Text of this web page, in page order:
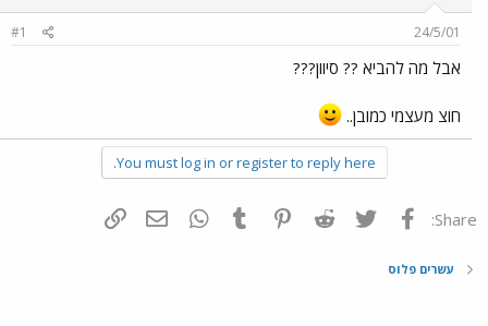
ש
א
ר
24/5/01
#1
אבל מה להביא ?? סיוון???
חוצ מעצמי כמובן..
You must log in or register to reply here.
Share: פייסבוק Twitter
Reddit
Pinterest
Tumblr
WhatsAppדואר אלקטרוני
עשרים פלוס